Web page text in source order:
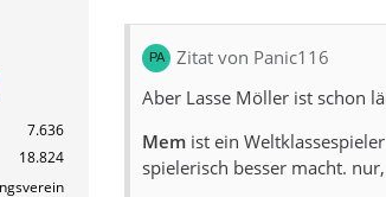
7.636
18.824
Zitat von Panic116
Aber Lasse Möller ist schon
Mem ist ein
spielerisch besser macht.